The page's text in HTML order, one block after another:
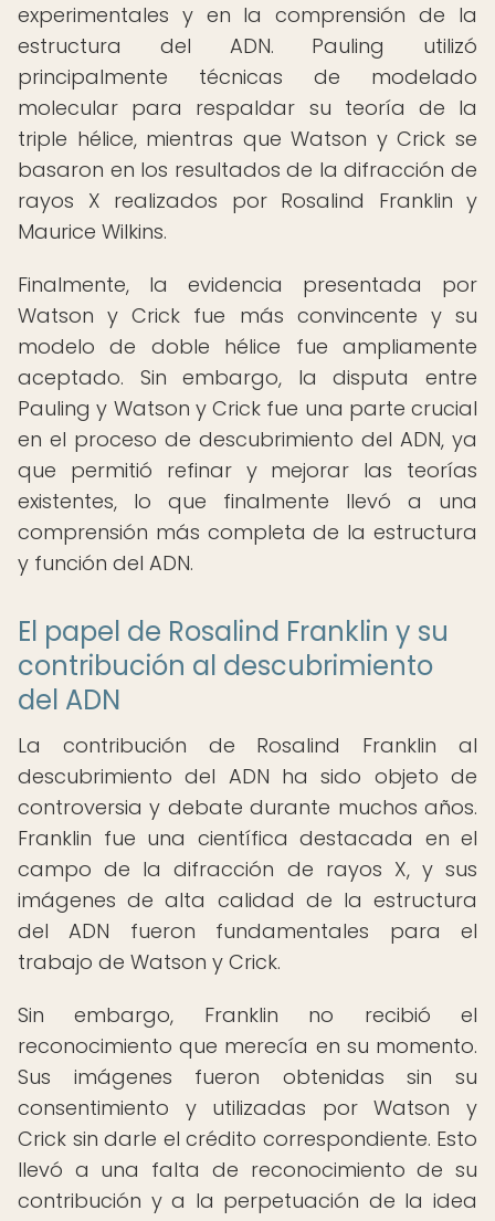
experimentales y en la comprensión de la
estructura del ADN. Pauling utilizó
principalmente técnicas de modelado
molecular para respaldar su teoría de la
triple hélice, mientras que Watson y Crick se
basaron en los resultados de la difracción de
rayos X realizados por Rosalind Franklin y
Maurice Wilkins.
Finalmente, la evidencia presentada por
Watson y Crick fue más convincente y su
modelo de doble hélice fue ampliamente
aceptado. Sin embargo, la disputa entre
Pauling y Watson y Crick fue una parte crucial
en el proceso de descubrimiento del ADN, ya
que permitió refinar y mejorar las teorías
existentes, lo que finalmente llevó a una
comprensión más completa de la estructura
y función del ADN.
El papel de Rosalind Franklin y su
contribución al descubrimiento
del ADN
La contribución de Rosalind Franklin al
descubrimiento del ADN ha sido objeto de
controversia y debate durante muchos años.
Franklin fue una científica destacada en el
campo de la difracción de rayos X, y sus
imágenes de alta calidad de la estructura
del ADN fueron fundamentales para el
trabajo de Watson y Crick.
Sin embargo, Franklin no recibió el
reconocimiento que merecía en su momento.
Sus imágenes fueron obtenidas sin su
consentimiento y utilizadas por Watson y
Crick sin darle el crédito correspondiente. Esto
llevó a una falta de reconocimiento de su
contribución y a la perpetuación de la idea